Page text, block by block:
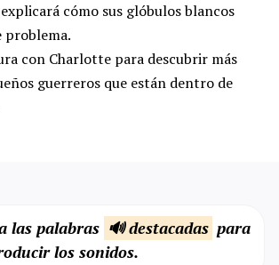
cómo sus glóbulos blancos
problema.
con Charlotte para descubrir más
guerreros que están dentro de
las palabras 🔊 destacadas para
los sonidos.